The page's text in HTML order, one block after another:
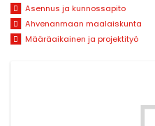
Asennus ja kunnossapito
Ahvenanmaan maalaiskunta
Määräaikainen ja projektityö